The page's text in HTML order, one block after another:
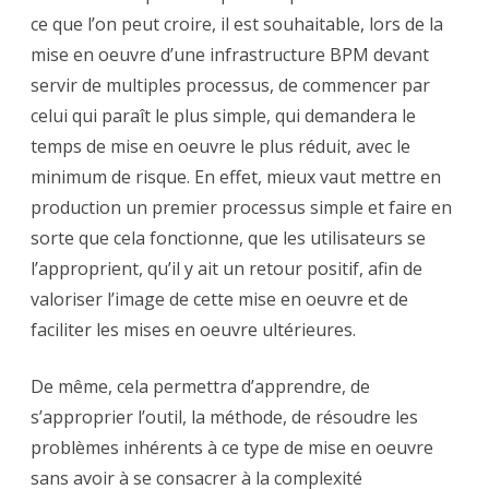
ce que l’on peut croire, il est souhaitable, lors de la
mise en oeuvre d’une infrastructure BPM devant
servir de multiples processus, de commencer par
celui qui paraît le plus simple, qui demandera le
temps de mise en oeuvre le plus réduit, avec le
minimum de risque. En effet, mieux vaut mettre en
production un premier processus simple et faire en
sorte que cela fonctionne, que les utilisateurs se
l’approprient, qu’il y ait un retour positif, afin de
valoriser l’image de cette mise en oeuvre et de
faciliter les mises en oeuvre ultérieures.
De même, cela permettra d’apprendre, de
s’approprier l’outil, la méthode, de résoudre les
problèmes inhérents à ce type de mise en oeuvre
sans avoir à se consacrer à la complexité